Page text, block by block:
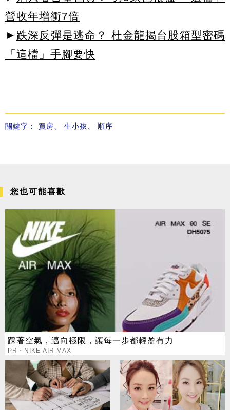
營收年增衝7倍
► 跌深反彈是逃命？ 杜金龍揭台股箱型密碼
「這檔」手腳要快
關鍵字： 買房 生小孩 順序
您也可能喜歡
踩著空氣，邁向極限，讓每一步都輕盈有力
PR・NIKE AIR MAX